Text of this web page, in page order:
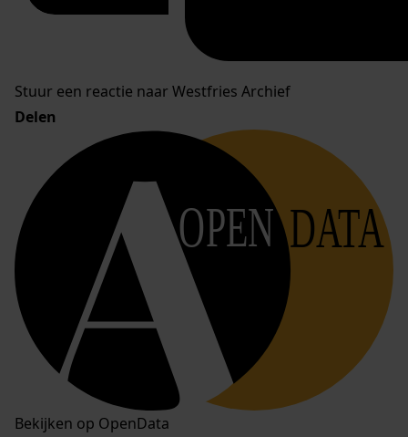
Stuur een reactie naar Westfries Archief
Delen
OPEN DATA
Bekijken op OpenData